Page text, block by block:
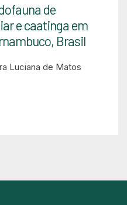
de
e caatinga em
Brasil
Luciana de Matos